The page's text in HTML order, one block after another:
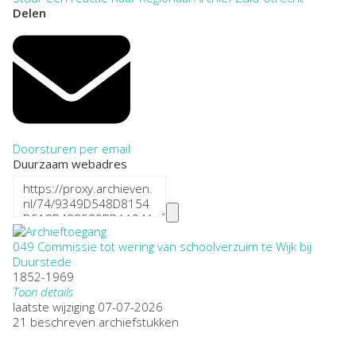
Delen
Doorsturen per email
Duurzaam webadres
049 Commissie tot wering van schoolverzuim te Wijk bij
Duurstede
1852-1969
Toon details
Datering:
1852-1969
laatste wijziging 07-07-2026
21 beschreven archiefstukken